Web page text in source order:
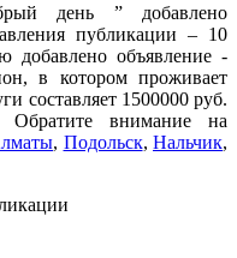
день ” добавлено
публикации – 10
добавлено объявление -
в котором проживает
составляет 1500000 руб.
Обратите внимание на
, Подольск, Нальчик,